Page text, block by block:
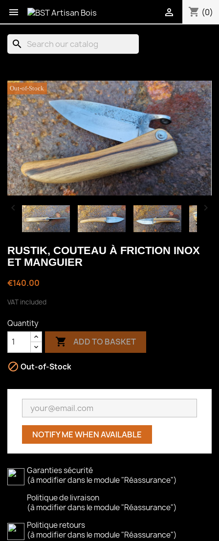
 shopping_cart (0)

search
Out-of-Stock
 
RUSTIK, COUTEAU À FRICTION INOX
ET MANGUIER
€140.00
VAT included
Quantity
 ADD TO BASKET
 Out-of-Stock
NOTIFY ME WHEN AVAILABLE
Garanties sécurité
(à modifier dans le module "Réassurance")
Politique de livraison
(à modifier dans le module "Réassurance")
Politique retours
(à modifier dans le module "Réassurance")